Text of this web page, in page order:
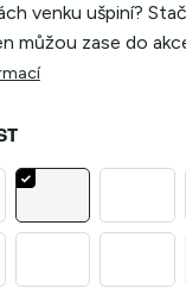
venku ušpiní?
můžou zase do